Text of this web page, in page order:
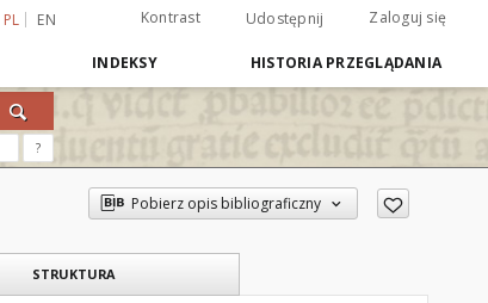
PL EN Kontrast Udostępnij Zaloguj się
INDEKSY HISTORIA PRZEGLĄDANIA
?
Pobierz opis bibliograficzny
STRUKTURA